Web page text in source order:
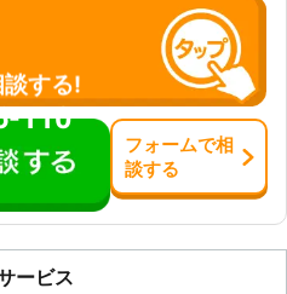
する!
110
フォームで相
談する
ービス